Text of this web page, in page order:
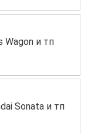
Wagon и тп
Sonata и тп